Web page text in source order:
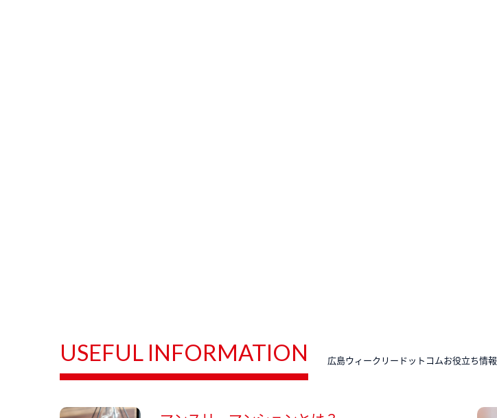
USEFUL INFORMATION 広島ウィークリードットコムお役立ち情報